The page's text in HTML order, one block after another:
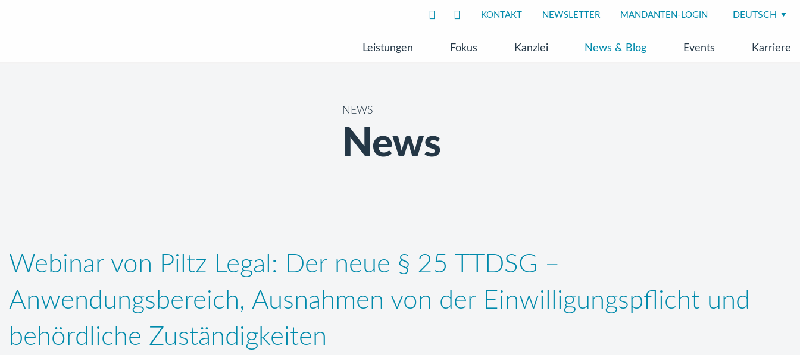
KONTAKT NEWSLETTER MANDANTEN-LOGIN
Leistungen Fokus Kanzlei News & Blog Events Karriere
NEWS
News
Webinar von Piltz Legal: Der neue § 25 TTDSG –
Anwendungsbereich, Ausnahmen von der Einwilligungspflicht und
behördliche Zuständigkeiten